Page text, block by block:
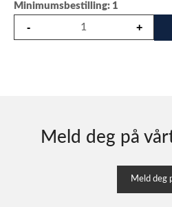
Minimumsbestilling: 1
Meld deg på
Meld deg